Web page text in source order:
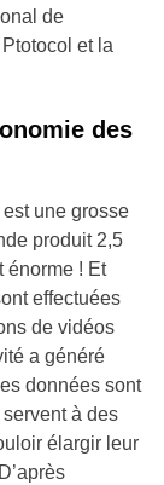
de
et la
des
une grosse
produit 2,5
énorme ! Et
effectuées
de vidéos
a généré
données sont
à des
élargir leur